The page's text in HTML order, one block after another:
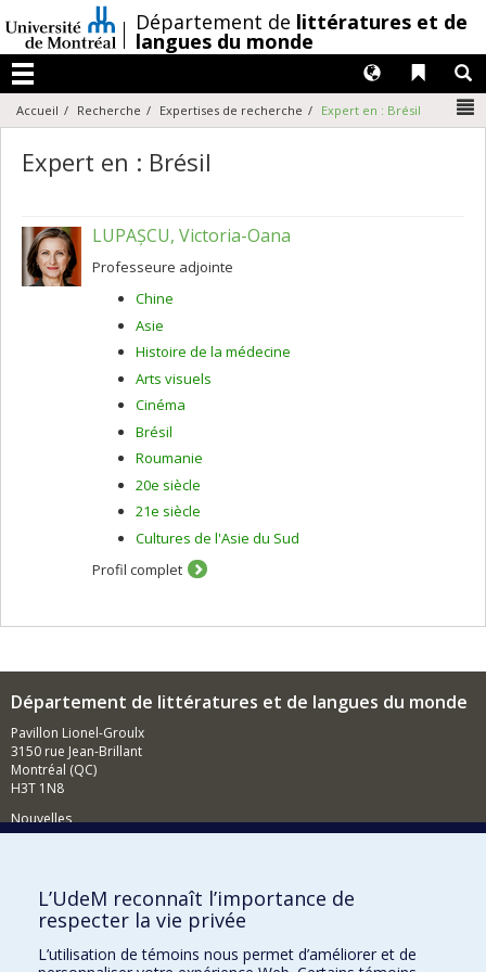
au
contenu
/Département de littératures et de
langues du monde
Menu
Liens
Langues
Accueil Recherche Expertises de recherche Expert en : Brésil
Expert en : Brésil
LUPAȘCU, Victoria-Oana
Professeure adjointe
Chine
Asie
Histoire de la médecine
Arts visuels
Cinéma
Brésil
Roumanie
20e siècle
21e siècle
Cultures de l'Asie du Sud
Profil complet
Département de littératures et de langues du monde
Pavillon Lionel-Groulx
3150 rue Jean-Brillant
Montréal (QC)
H3T 1N8
Nouvelles
Comment soutenir le Département?
BESOIN D'AIDE?
Plan du site
L’UdeM reconnaît l’importance de
respecter la vie privée
L’utilisation de témoins nous permet d’améliorer et de